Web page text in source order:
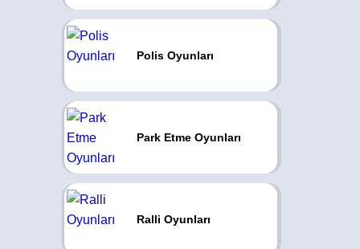
Polis Oyunları
Park Etme Oyunları
Ralli Oyunları